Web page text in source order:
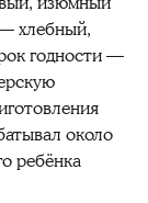
хлебный,
годности —
около
ребёнка